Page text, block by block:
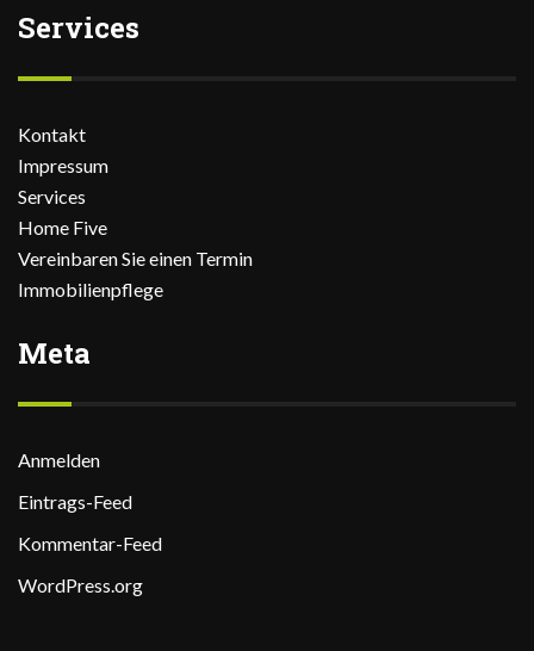
Services
Kontakt
Impressum
Services
Home Five
Vereinbaren Sie einen Termin
Immobilienpflege
Meta
Anmelden
Eintrags-Feed
Kommentar-Feed
WordPress.org